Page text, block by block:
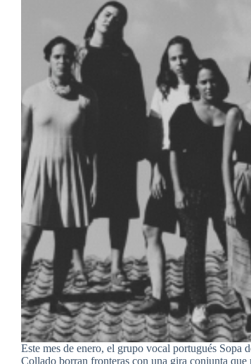
Este mes de enero, el grupo vocal portugués Sopa
Collado borran fronteras con una gira conjunta